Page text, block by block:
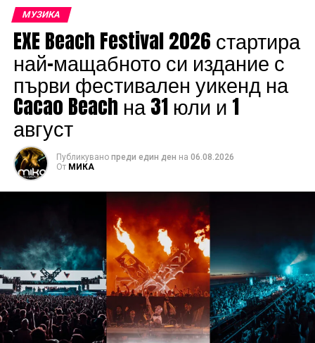
МУЗИКА
EXE Beach Festival 2026 стартира
най-мащабното си издание с
първи фестивален уикенд на
Cacao Beach на 31 юли и 1
август
Публикувано преди един ден на 06.08.2026
От МИКА